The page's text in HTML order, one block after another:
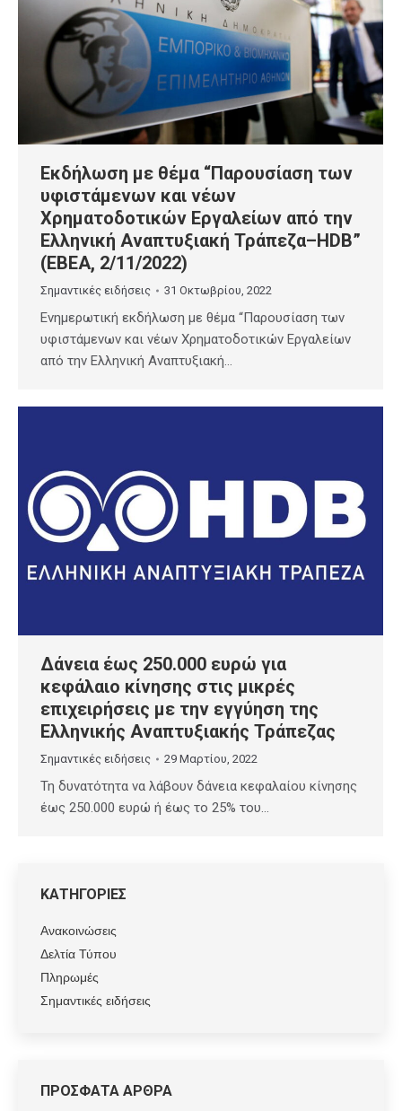
Εκδήλωση με θέμα “Παρουσίαση των
υφιστάμενων και νέων
Χρηματοδοτικών Εργαλείων από την
Ελληνική Αναπτυξιακή Τράπεζα–HDB”
(ΕΒΕΑ, 2/11/2022)
Σημαντικές ειδήσεις 31 Οκτωβρίου, 2022
Ενημερωτική εκδήλωση με θέμα “Παρουσίαση των
υφιστάμενων και νέων Χρηματοδοτικών Εργαλείων
από την Ελληνική Αναπτυξιακή…
Δάνεια έως 250.000 ευρώ για
κεφάλαιο κίνησης στις μικρές
επιχειρήσεις με την εγγύηση της
Ελληνικής Αναπτυξιακής Τράπεζας
Σημαντικές ειδήσεις 29 Μαρτίου, 2022
Τη δυνατότητα να λάβουν δάνεια κεφαλαίου κίνησης
έως 250.000 ευρώ ή έως το 25% του…
ΚΑΤΗΓΟΡΙΕΣ
Ανακοινώσεις
Δελτία Τύπου
Πληρωμές
Σημαντικές ειδήσεις
ΠΡΟΣΦΑΤΑ ΑΡΘΡΑ